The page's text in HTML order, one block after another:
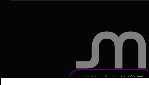
お問い合わせ窓口